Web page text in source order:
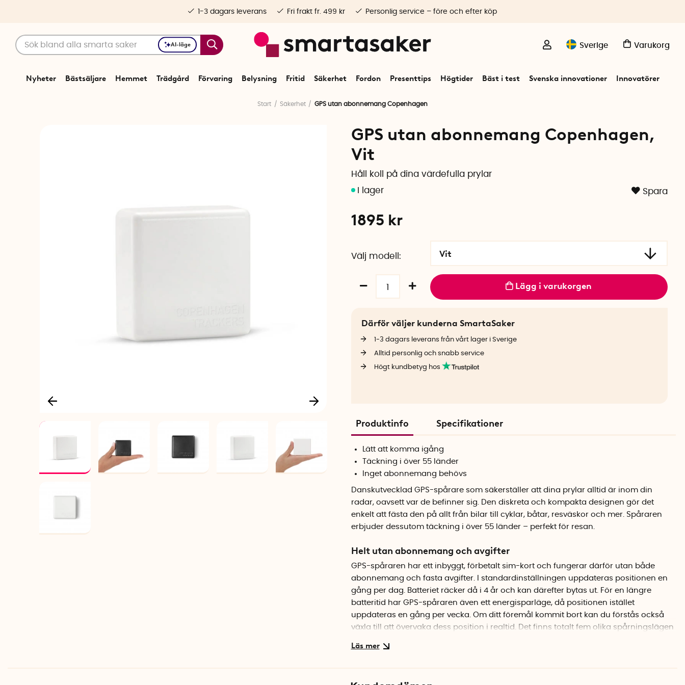
AI-läge Sverige Varukorg
Nyheter Bästsäljare Hemmet Trädgård Förvaring Belysning Fritid Säkerhet Fordon Presenttips Högtider Bäst i test Svenska innovationer Innovatörer
1-3 dagars leverans Fri frakt fr. 499 kr Personlig service – före och efter köp
Start Säkerhet GPS utan abonnemang Copenhagen
GPS utan abonnemang Copenhagen,
Vit
Håll koll på dina värdefulla prylar
Spara
1895 kr
Välj modell Vit
Lägg i varukorgen
Därför väljer kunderna SmartaSaker
1-3 dagars leverans från vårt lager i Sverige
Alltid personlig och snabb service
Högt kundbetyg hos
Produktinfo Specifikationer
Lätt att komma igång
Täckning i över 55 länder
Inget abonnemang behövs
Danskutvecklad GPS-spårare som säkerställer att dina prylar alltid är inom din
radar, oavsett var de befinner sig. Den diskreta och kompakta designen gör det
enkelt att fästa den på allt från bilar till cyklar, båtar, resväskor och mer. Spåraren
erbjuder dessutom täckning i över 55 länder – perfekt för resan.
Helt utan abonnemang och avgifter
GPS-spåraren har ett inbyggt, förbetalt sim-kort och fungerar därför utan både
abonnemang och fasta avgifter. I standardinställningen uppdateras positionen en
gång per dag. Batteriet räcker då i 4 år och kan därefter bytas ut. För en längre
batteritid har GPS-spåraren även ett energisparläge, då positionen istället
uppdateras en gång per vecka. Om ditt föremål kommit bort kan du förstås också
växla till att övervaka dess position i realtid. Det finns totalt fem olika spårningslägen
spårningsenheter till din app.